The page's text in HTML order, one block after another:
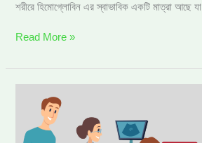
শরীরে হিমোগ্লোবিন এর স্বাভাবিক একটি মাত্রা আছে যা
Read More »
অ্যানিমিয়া
রক্তাল্পতা